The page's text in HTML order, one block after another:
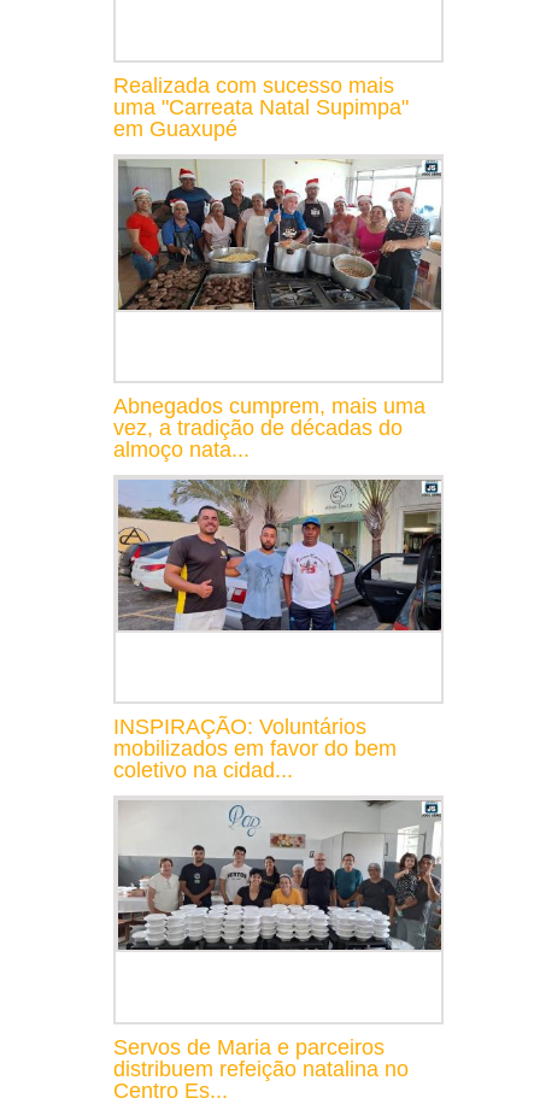
Realizada com sucesso mais
uma "Carreata Natal Supimpa"
em Guaxupé
Abnegados cumprem, mais uma
vez, a tradição de décadas do
almoço nata...
INSPIRAÇÃO: Voluntários
mobilizados em favor do bem
coletivo na cidad...
Servos de Maria e parceiros
distribuem refeição natalina no
Centro Es...